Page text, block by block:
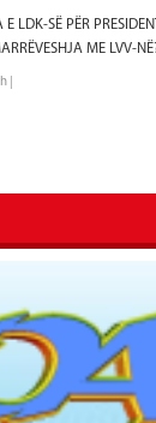
E LDK-SË PËR
ME LVV-
|